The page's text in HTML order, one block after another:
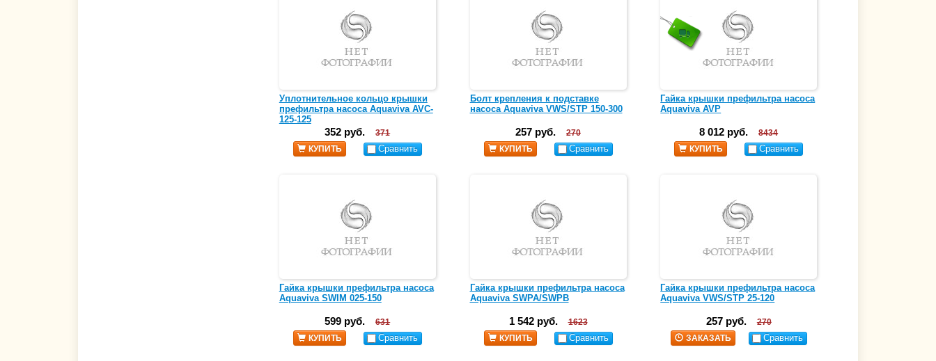
Уплотнительное кольцо крышки
префильтра насоса Aquaviva AVC-
125-125
352 руб.
371
КУПИТЬ
Сравнить
Болт крепления к подставке
насоса Aquaviva VWS/STP 150-300
257 руб.
270
КУПИТЬ
Сравнить
Гайка крышки префильтра насоса
Aquaviva AVP
8 012 руб.
8434
КУПИТЬ
Сравнить
Гайка крышки префильтра насоса
Aquaviva SWIM 025-150
599 руб.
631
КУПИТЬ
Сравнить
Гайка крышки префильтра насоса
Aquaviva SWPA/SWPB
1 542 руб.
1623
КУПИТЬ
Сравнить
Гайка крышки префильтра насоса
Aquaviva VWS/STP 25-120
257 руб.
270
ЗАКАЗАТЬ
Сравнить